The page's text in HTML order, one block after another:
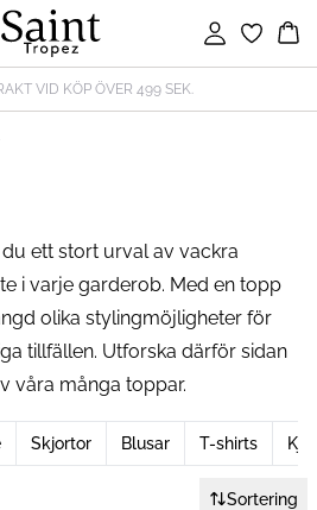
Logga in
VID KÖP ÖVER 499 SEK.
ett stort urval av vackra
i varje garderob. Med en topp
olika stylingmöjligheter för
tillfällen. Utforska därför sidan
våra många toppar.
Skjortor Blusar T-shirts
Sortering